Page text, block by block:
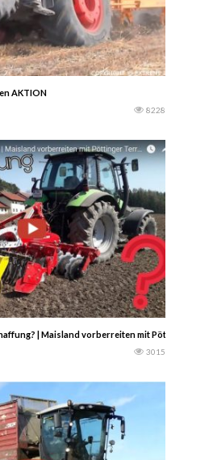
AKTION
8228
| Maisland vorberreiten mit Pöttinger
3015